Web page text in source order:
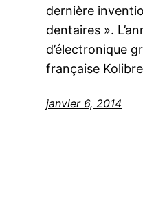
dernière
dentaires ».
d’électronique
française
janvier 6, 2014